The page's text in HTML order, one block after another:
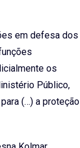
em defesa dos
os
Público,
(…) a proteção